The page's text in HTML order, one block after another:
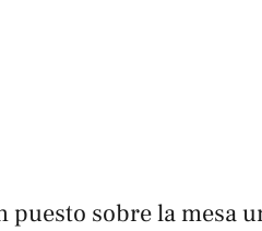
puesto sobre la mesa